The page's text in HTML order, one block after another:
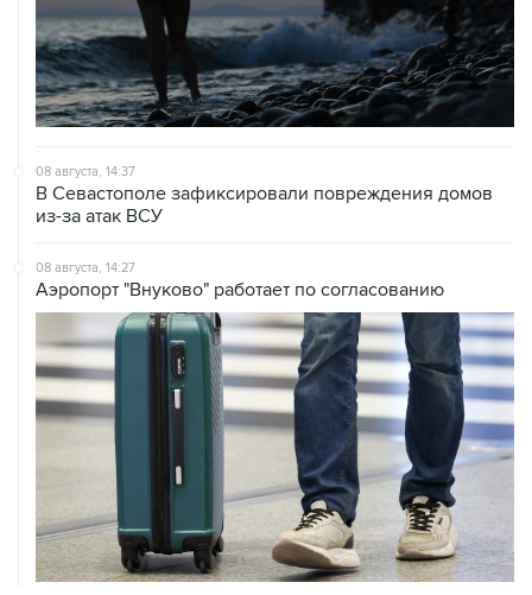
08 августа, 14:37
В Севастополе зафиксировали повреждения домов
из-за атак ВСУ
08 августа, 14:27
Аэропорт "Внуково" работает по согласованию